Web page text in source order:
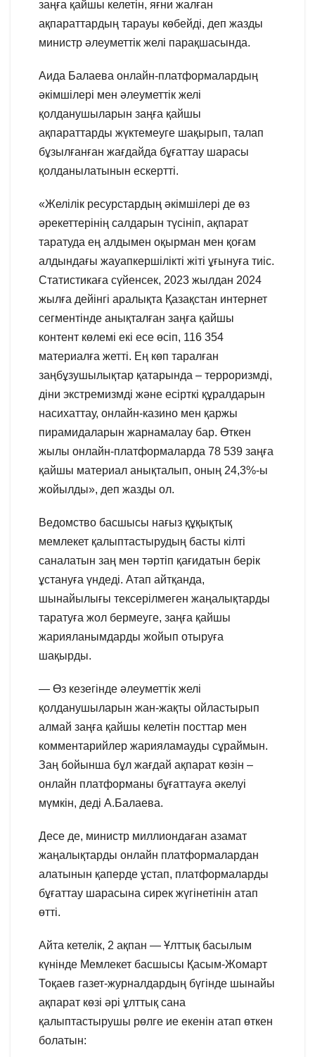
заңға қайшы келетін, яғни жалған
ақпараттардың тарауы көбейді, деп жазды
министр әлеуметтік желі парақшасында.
Аида Балаева онлайн-платформалардың
әкімшілері мен әлеуметтік желі
қолданушыларын заңға қайшы
ақпараттарды жүктемеуге шақырып, талап
бұзылғанған жағдайда бұғаттау шарасы
қолданылатынын ескертті.
«Желілік ресурстардың әкімшілері де өз
әрекеттерінің салдарын түсініп, ақпарат
таратуда ең алдымен оқырман мен қоғам
алдындағы жауапкершілікті жіті ұғынуға тиіс.
Статистикаға сүйенсек, 2023 жылдан 2024
жылға дейінгі аралықта Қазақстан интернет
сегментінде анықталған заңға қайшы
контент көлемі екі есе өсіп, 116 354
материалға жетті. Ең көп таралған
заңбұзушылықтар қатарында – терроризмді,
діни экстремизмді және есірткі құралдарын
насихаттау, онлайн-казино мен қаржы
пирамидаларын жарнамалау бар. Өткен
жылы онлайн-платформаларда 78 539 заңға
қайшы материал анықталып, оның 24,3%-ы
жойылды», деп жазды ол.
Ведомство басшысы нағыз құқықтық
мемлекет қалыптастырудың басты кілті
саналатын заң мен тәртіп қағидатын берік
ұстануға үндеді. Атап айтқанда,
шынайылығы тексерілмеген жаңалықтарды
таратуға жол бермеуге, заңға қайшы
жарияланымдарды жойып отыруға
шақырды.
— Өз кезегінде әлеуметтік желі
қолданушыларын жан-жақты ойластырып
алмай заңға қайшы келетін посттар мен
комментарийлер жарияламауды сұраймын.
Заң бойынша бұл жағдай ақпарат көзін –
онлайн платформаны бұғаттауға әкелуі
мүмкін, деді А.Балаева.
Десе де, министр миллиондаған азамат
жаңалықтарды онлайн платформалардан
алатынын қаперде ұстап, платформаларды
бұғаттау шарасына сирек жүгінетінін атап
өтті.
Айта кетелік, 2 ақпан — Ұлттық басылым
күнінде Мемлекет басшысы Қасым-Жомарт
Тоқаев газет-журналдардың бүгінде шынайы
ақпарат көзі әрі ұлттық сана
қалыптастырушы рөлге ие екенін атап өткен
болатын: